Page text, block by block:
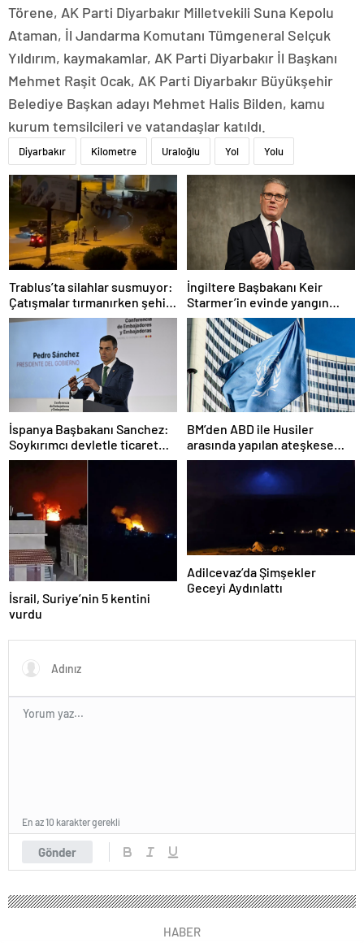
Törene, AK Parti Diyarbakır Milletvekili Suna Kepolu
Ataman, İl Jandarma Komutanı Tümgeneral Selçuk
Yıldırım, kaymakamlar, AK Parti Diyarbakır İl Başkanı
Mehmet Raşit Ocak, AK Parti Diyarbakır Büyükşehir
Belediye Başkan adayı Mehmet Halis Bilden, kamu
kurum temsilcileri ve vatandaşlar katıldı.
Diyarbakır Kilometre Uraloğlu Yol Yolu
Trablus’ta silahlar susmuyor:
Çatışmalar tırmanırken şehir
alarmda
İngiltere Başbakanı Keir
Starmer’in evinde yangın
çıktı
İspanya Başbakanı Sanchez:
Soykırımcı devletle ticaret
yapmayız
BM’den ABD ile Husiler
arasında yapılan ateşkese
ilişkin değerlendirme
İsrail, Suriye’nin 5 kentini
vurdu
Adilcevaz’da Şimşekler
Geceyi Aydınlattı
Gönder
En az 10 karakter gerekli
HABER